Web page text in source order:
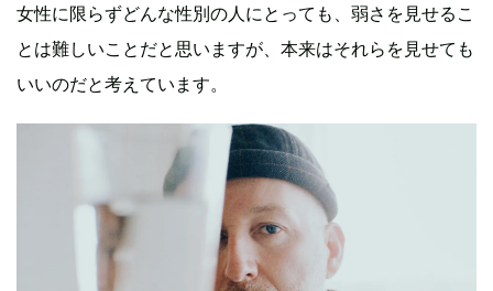
女性に限らずどんな性別の人にとっても、弱さを見せるこ
とは難しいことだと思いますが、本来はそれらを見せても
いいのだと考えています。